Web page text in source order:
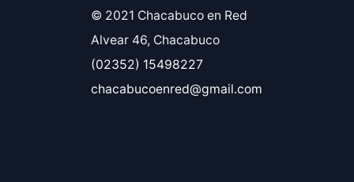
© 2021 Chacabuco en Red
Alvear 46, Chacabuco
(02352) 15498227
chacabucoenred@gmail.com